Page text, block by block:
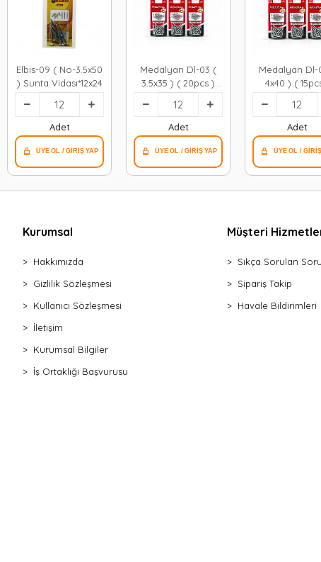
Elbis-09 ( No-3.5x50
) Sunta Vidası*12x24
Adet
Medalyan Dl-03 (
3.5x35 ) ( 20pcs )
Sunta Vidası*12x12
Adet
Medalyan Dl-
4x40 ) (
Sunta
Adet
Kurumsal
Hakkımızda
Gizlilik Sözleşmesi
Kullanıcı Sözleşmesi
İletişim
Kurumsal Bilgiler
İş Ortaklığı Başvurusu
Müşteri
Sıkça Sorulan
Sipariş Takip
Havale Bildirimleri